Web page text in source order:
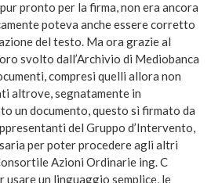
pronto per la firma, non era ancora
poteva anche essere corretto
del testo. Ma ora grazie al
svolto dall’Archivio di Mediobanca
compresi quelli allora non
altrove, segnatamente in
un documento, questo sì firmato da
del Gruppo d’Intervento,
per poter procedere agli altri
Azioni Ordinarie ing. C
usare un linguaggio semplice, le